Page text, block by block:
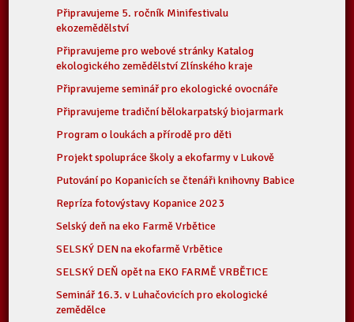
Připravujeme 5. ročník Minifestivalu
ekozemědělství
Připravujeme pro webové stránky Katalog
ekologického zemědělství Zlínského kraje
Připravujeme seminář pro ekologické ovocnáře
Připravujeme tradiční bělokarpatský biojarmark
Program o loukách a přírodě pro děti
Projekt spolupráce školy a ekofarmy v Lukově
Putování po Kopanicích se čtenáři knihovny Babice
Repríza fotovýstavy Kopanice 2023
Selský deň na eko Farmě Vrbětice
SELSKÝ DEN na ekofarmě Vrbětice
SELSKÝ DEŇ opět na EKO FARMĚ VRBĚTICE
Seminář 16.3. v Luhačovicích pro ekologické
zemědělce